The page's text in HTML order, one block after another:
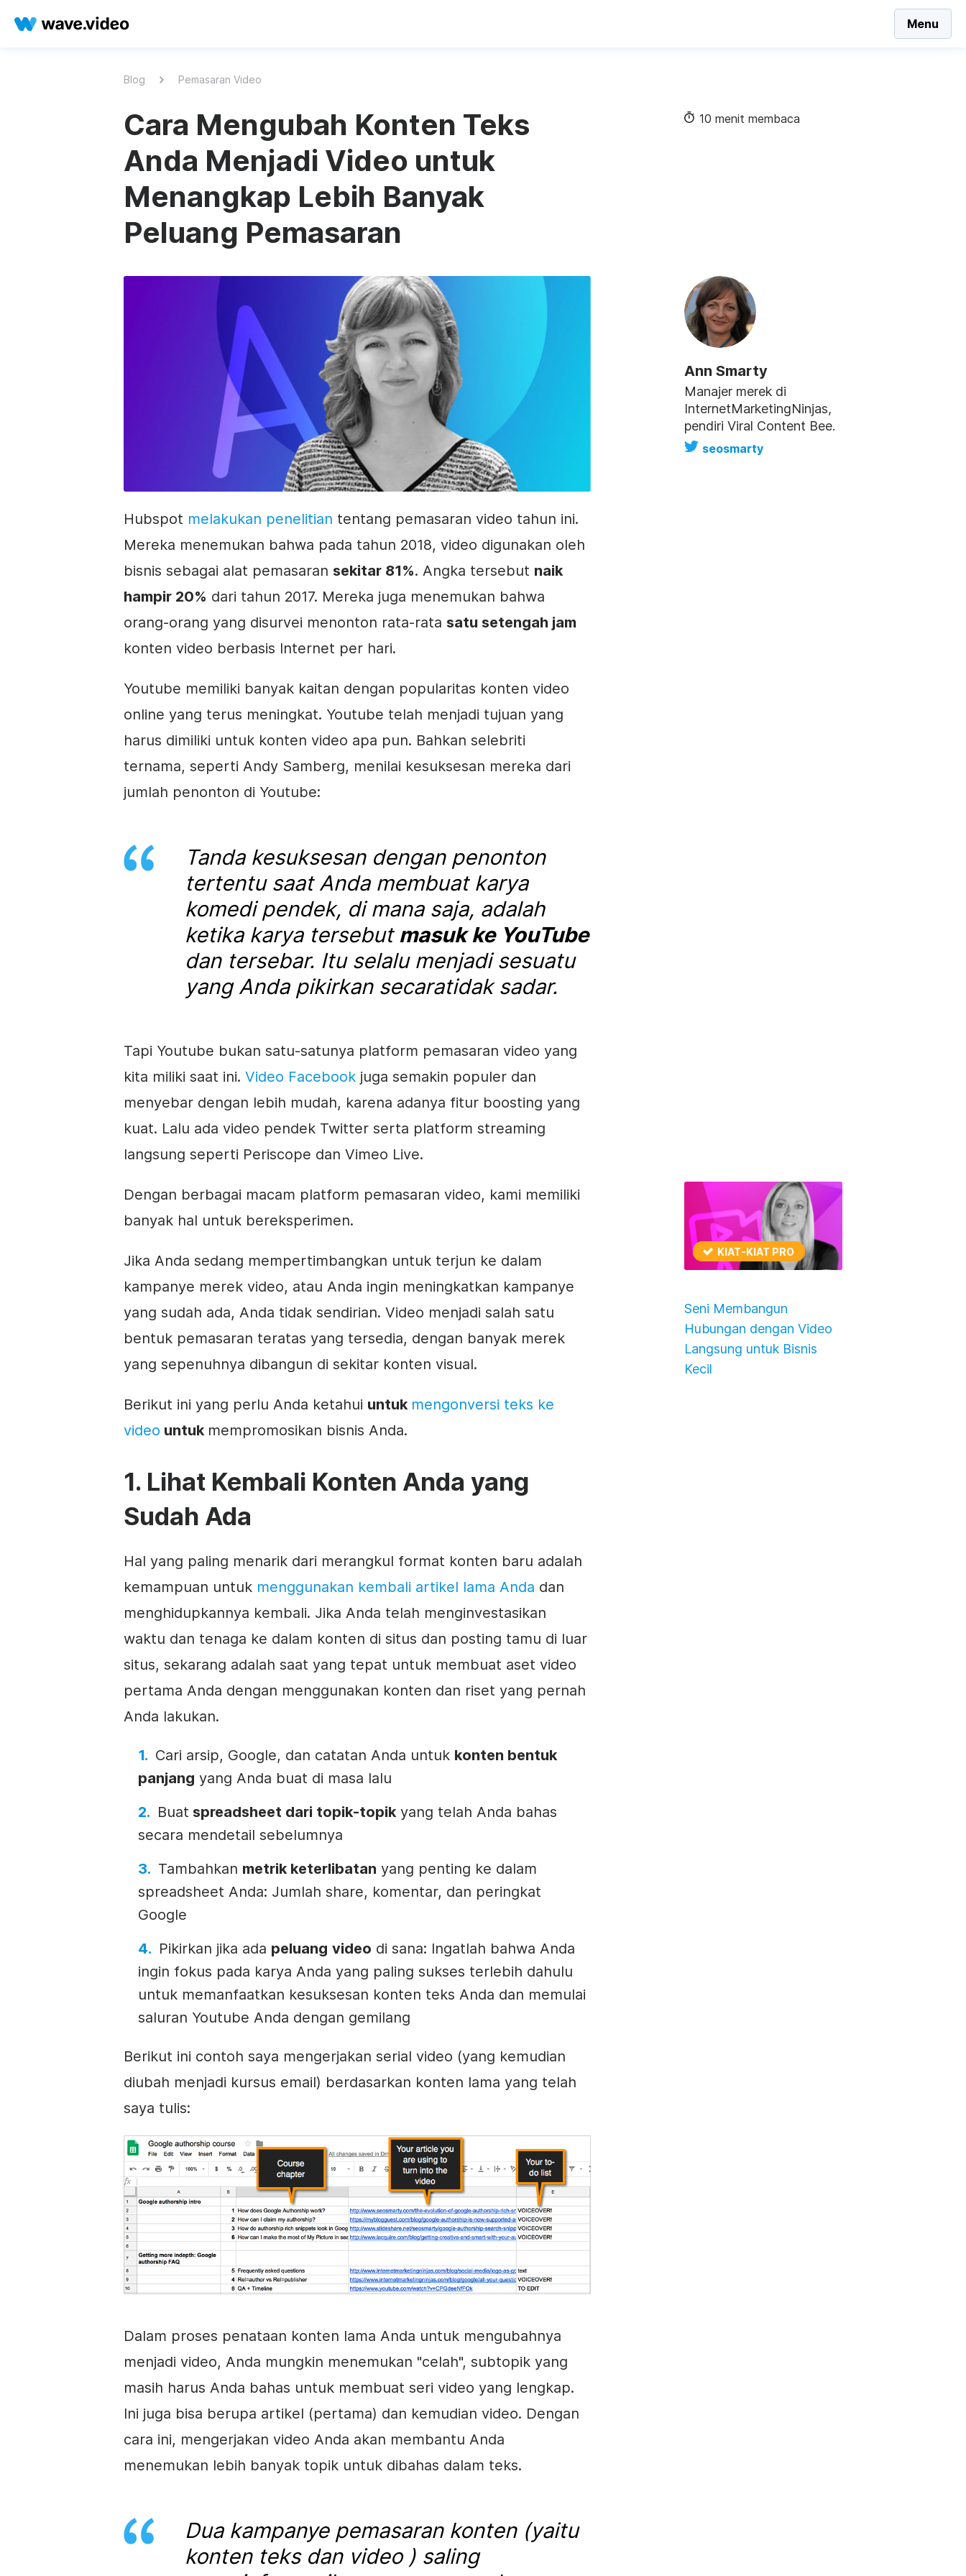
Menu
Blog Pemasaran Video
Cara Mengubah Konten Teks
Anda Menjadi Video untuk
Menangkap Lebih Banyak
Peluang Pemasaran
10 menit membaca
Ann Smarty
Manajer merek di
InternetMarketingNinjas,
pendiri Viral Content Bee.
seosmarty
Hubspot melakukan penelitian tentang pemasaran video tahun ini.
Mereka menemukan bahwa pada tahun 2018, video digunakan oleh
bisnis sebagai alat pemasaran sekitar 81%. Angka tersebut naik
hampir 20% dari tahun 2017. Mereka juga menemukan bahwa
orang-orang yang disurvei menonton rata-rata satu setengah jam
konten video berbasis Internet per hari.
Youtube memiliki banyak kaitan dengan popularitas konten video
online yang terus meningkat. Youtube telah menjadi tujuan yang
harus dimiliki untuk konten video apa pun. Bahkan selebriti
ternama, seperti Andy Samberg, menilai kesuksesan mereka dari
jumlah penonton di Youtube:
Tanda kesuksesan dengan penonton
tertentu saat Anda membuat karya
komedi pendek, di mana saja, adalah
ketika karya tersebut masuk ke YouTube
dan tersebar. Itu selalu menjadi sesuatu
yang Anda pikirkansecaratidak sadar.
Tapi Youtube bukan satu-satunya platform pemasaran video yang
kita miliki saat ini. Video Facebook juga semakin populer dan
menyebar dengan lebih mudah, karena adanya fitur boosting yang
kuat. Lalu ada video pendek Twitter serta platform streaming
langsung seperti Periscope dan Vimeo Live.
KIAT-KIAT PRO
Seni Membangun
Hubungan dengan Video
Langsung untuk Bisnis
Kecil
Dengan berbagai macam platform pemasaran video, kami memiliki
banyak hal untuk bereksperimen.
Jika Anda sedang mempertimbangkan untuk terjun ke dalam
kampanye merek video, atau Anda ingin meningkatkan kampanye
yang sudah ada, Anda tidak sendirian. Video menjadi salah satu
bentuk pemasaran teratas yang tersedia, dengan banyak merek
yang sepenuhnya dibangun di sekitar konten visual.
Berikut ini yang perlu Anda ketahui untuk mengonversi teks ke
video untuk mempromosikan bisnis Anda.
1. Lihat Kembali Konten Anda yang
Sudah Ada
Hal yang paling menarik dari merangkul format konten baru adalah
kemampuan untuk menggunakan kembali artikel lama Anda dan
menghidupkannya kembali. Jika Anda telah menginvestasikan
waktu dan tenaga ke dalam konten di situs dan posting tamu di luar
situs, sekarang adalah saat yang tepat untuk membuat aset video
pertama Anda dengan menggunakan konten dan riset yang pernah
Anda lakukan.
Cari arsip, Google, dan catatan Anda untuk konten bentuk
panjang yang Anda buat di masa lalu
Buat spreadsheet dari topik-topikyang telah Anda bahas
secara mendetail sebelumnya
Tambahkan metrik keterlibatan yang penting ke dalam
spreadsheet Anda: Jumlah share, komentar, dan peringkat
Google
Pikirkan jika ada peluang video di sana: Ingatlah bahwa Anda
ingin fokus pada karya Anda yang paling sukses terlebih dahulu
untuk memanfaatkan kesuksesan konten teks Anda dan memulai
saluran Youtube Anda dengan gemilang
Berikut ini contoh saya mengerjakan serial video (yang kemudian
diubah menjadi kursus email) berdasarkan konten lama yang telah
saya tulis:
Dalam proses penataan konten lama Anda untuk mengubahnya
menjadi video, Anda mungkin menemukan "celah", subtopik yang
masih harus Anda bahas untuk membuat seri video yang lengkap.
Ini juga bisa berupa artikel (pertama) dan kemudian video. Dengan
cara ini, mengerjakan video Anda akan membantu Anda
menemukan lebih banyak topik untuk dibahas dalam teks.
Dua kampanye pemasaran konten(yaitu
konten teksdan video) saling